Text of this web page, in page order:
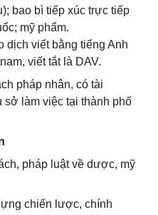
bao bì tiếp xúc trực tiếp
mỹ phẩm.
dịch viết bằng tiếng Anh
viết tắt là DAV.
pháp nhân, có tài
sở làm việc tại thành phố
pháp luật về dược, mỹ
chiến lược, chính